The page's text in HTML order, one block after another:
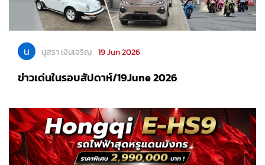
น นุสรา เงินเจริญ 19 Jun 2026
ข่าวเด่นในรอบสัปดาห์/19June 2026